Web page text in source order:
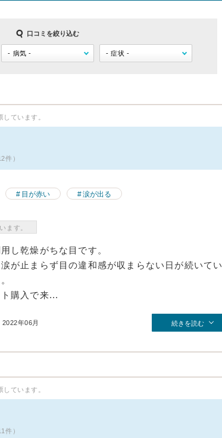
口コミを絞り込む
ています。
件）
目が赤い 涙が出る
ます。
し乾燥がちな目です。
が止まらず目の違和感が収まらない日が続いてい
購入で来...
年06月 続きを読む
ています。
件）